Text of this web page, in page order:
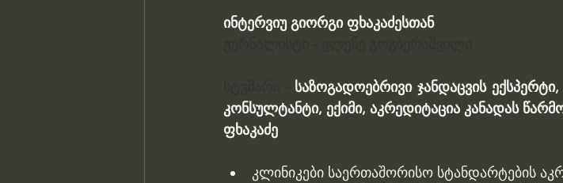
ინტერვიუ გიორგი ფხაკაძესთან
საზოგადოებრივი ჯანდაცვის
კონსულტანტი, ექიმი, აკრედიტაცია კანადას
ფხაკაძე
კლინიკები საერთაშორისო სტანდარტების